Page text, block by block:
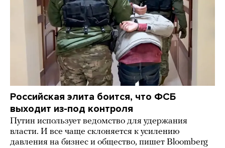
Российская элита боится, что ФСБ
выходит из-под контроля
Путин использует ведомство для удержания
власти. И все чаще склоняется к усилению
давления на бизнес и общество, пишет Bloomberg